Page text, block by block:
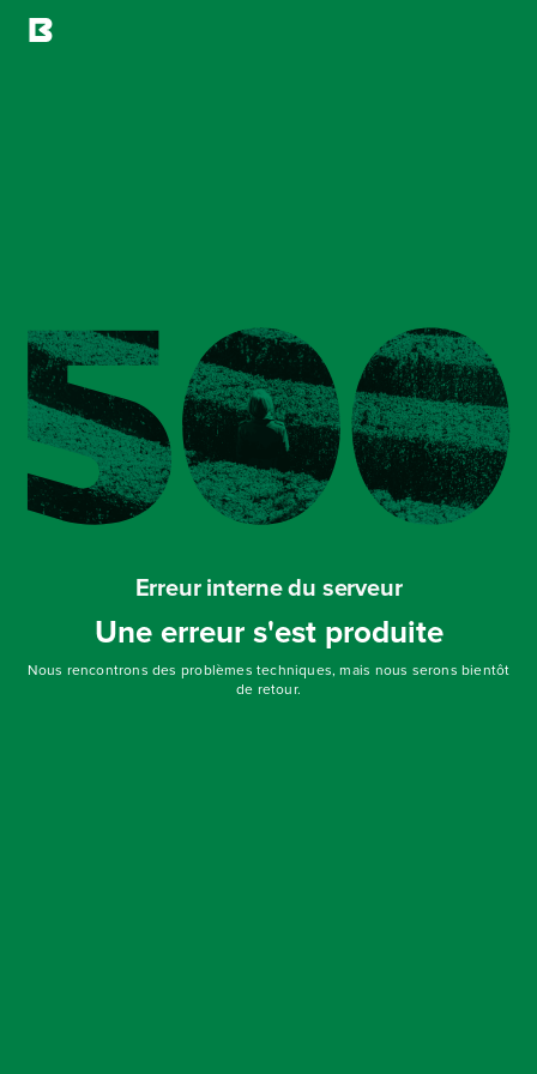
Erreur interne du serveur
Une erreur s'est produite
Nous rencontrons des problèmes techniques, mais nous serons bientôt
de retour.